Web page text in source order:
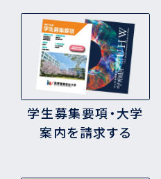
学生募集要項・大学
案内を請求する